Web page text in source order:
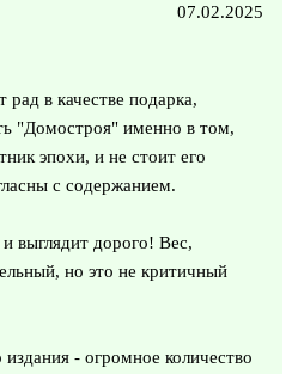
07.02.2025
рад в качестве подарка,
"Домостроя" именно в том,
эпохи, и не стоит его
с содержанием.
выглядит дорого! Вес,
но это не критичный
- огромное количество